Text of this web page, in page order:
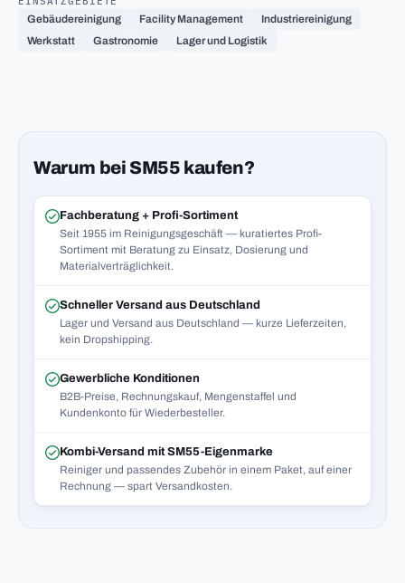
Gebäudereinigung
Facility Management
Industriereinigung
Werkstatt
Gastronomie Lager und Logistik
Warum bei SM55 kaufen?
Fachberatung + Profi-Sortiment
Seit 1955 im Reinigungsgeschäft — kuratiertes Profi-
Sortiment mit Beratung zu Einsatz, Dosierung und
Materialverträglichkeit.
Schneller Versand aus Deutschland
Lager und Versand aus Deutschland — kurze Lieferzeiten,
kein Dropshipping.
Gewerbliche Konditionen
B2B-Preise, Rechnungskauf, Mengenstaffel und
Kundenkonto für Wiederbesteller.
Kombi-Versand mit SM55-Eigenmarke
Reiniger und passendes Zubehör in einem Paket, auf einer
Rechnung — spart Versandkosten.